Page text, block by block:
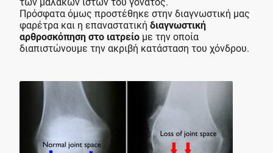
Πρόσφατα όμως προστέθηκε στην διαγνωστική μας
φαρέτρα και η επαναστατική διαγνωστική
αρθροσκόπηση στο ιατρείο με την οποία
διαπιστώνουμε την ακριβή κατάσταση του χόνδρου.